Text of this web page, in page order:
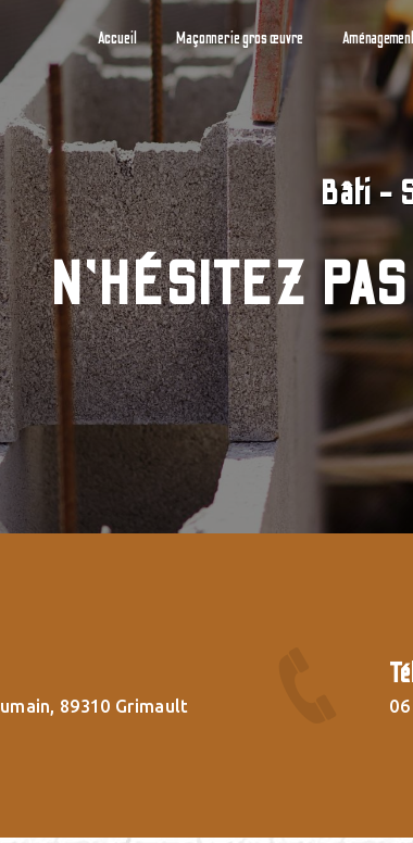
Accueil Maçonnerie gros œuvre
Bâti -
N'HÉSITEZ PAS
89310 Grimault